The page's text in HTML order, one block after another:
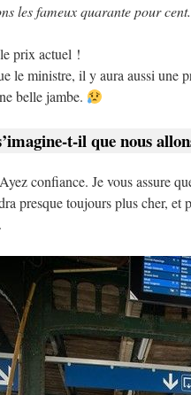
les fameux quarante pour
le prix actuel !
le ministre, il y aura aussi une
belle jambe.
t-il que nous
confiance. Je vous assure
presque toujours plus cher, et